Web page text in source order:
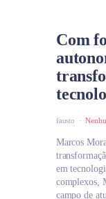
Com
fausto
Marcos
em
complexos,
campo de